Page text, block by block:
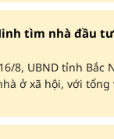
tìm nhà đầu
8, UBND tỉnh
ở xã hội, với